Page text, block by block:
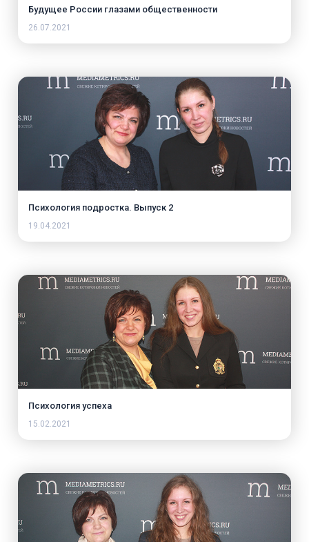
Будущее России глазами общественности
26.07.2021
Психология подростка. Выпуск 2
19.04.2021
Психология успеха
15.02.2021